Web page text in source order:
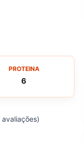
PROTEINA
6
avaliações)